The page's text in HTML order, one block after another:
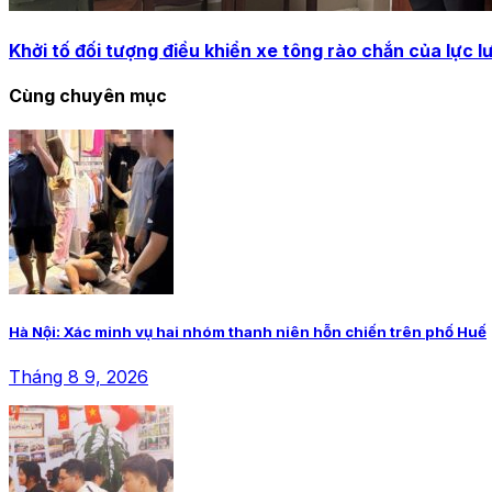
Khởi tố đối tượng điều khiển xe tông rào chắn của lực
Cùng chuyên mục
Hà Nội: Xác minh vụ hai nhóm thanh niên hỗn chiến trên phố Huế
Tháng 8 9, 2026